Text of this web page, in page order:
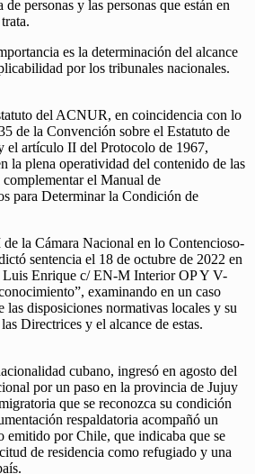
personas y las personas que están en
es la determinación del alcance
por los tribunales nacionales.
del ACNUR, en coincidencia con lo
de la Convención sobre el Estatuto de
el artículo II del Protocolo de 1967,
la plena operatividad del contenido de las
el Manual de
para Determinar la Condición de
de la Cámara Nacional en lo Contencioso-
sentencia el 18 de octubre de 2022 en
Luis Enrique c/ EN-M Interior OP Y V-
examinando en un caso
las disposiciones normativas locales y su
Directrices y el alcance de estas.
cubano, ingresó en agosto del
por un paso en la provincia de Jujuy
que se reconozca su condición
respaldatoria acompañó un
emitido por Chile, que indicaba que se
de residencia como refugiado y una